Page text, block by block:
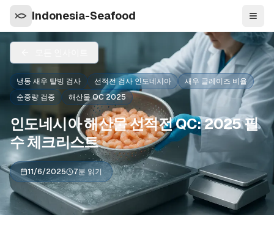
Indonesia-Seafood 탐색
냉동 새우 탈빙 검사 선적전 검사 인도네시아
새우 글레이즈 비율
순중량 검증
해산물 QC 2025
인도네시아 해산물 선적전 QC: 2025 필
수 체크리스트
11/6/2025 7분 읽기